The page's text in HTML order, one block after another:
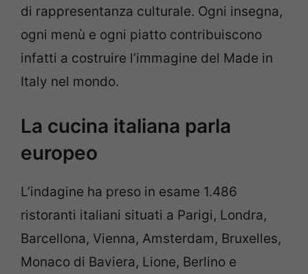
di rappresentanza culturale. Ogni insegna,
ogni menù e ogni piatto contribuiscono
infatti a costruire l’immagine del Made in
Italy nel mondo.
La cucina italiana parla
europeo
L’indagine ha preso in esame 1.486
ristoranti italiani situati a Parigi, Londra,
Barcellona, Vienna, Amsterdam, Bruxelles,
Monaco di Baviera, Lione, Berlino e